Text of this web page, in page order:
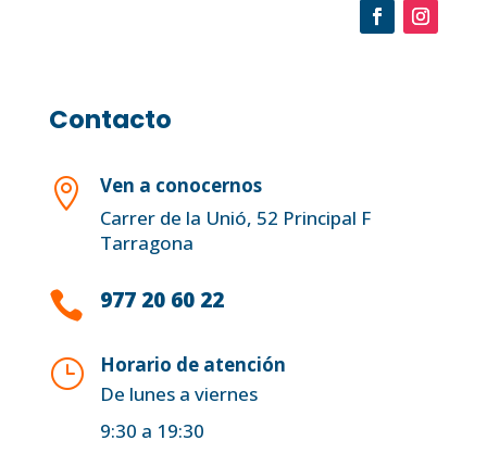
Contacto

Ven a conocernos
Carrer de la Unió, 52 Principal F
Tarragona
 977 20 60 22
}
Horario de atención
De lunes a viernes
9:30 a 19:30